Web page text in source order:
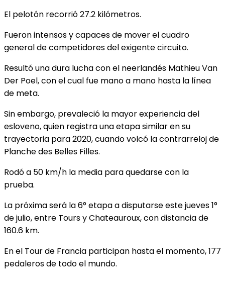
El pelotón recorrió 27.2 kilómetros.
Fueron intensos y capaces de mover el cuadro
general de competidores del exigente circuito.
Resultó una dura lucha con el neerlandés Mathieu Van
Der Poel, con el cual fue mano a mano hasta la línea
de meta.
Sin embargo, prevaleció la mayor experiencia del
esloveno, quien registra una etapa similar en su
trayectoria para 2020, cuando volcó la contrarreloj de
Planche des Belles Filles.
Rodó a 50 km/h la media para quedarse con la
prueba.
La próxima será la 6° etapa a disputarse este jueves 1°
de julio, entre Tours y Chateauroux, con distancia de
160.6 km.
En el Tour de Francia participan hasta el momento, 177
pedaleros de todo el mundo.